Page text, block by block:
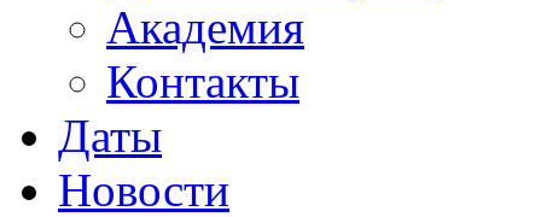
Академия
Контакты
Даты
Новости